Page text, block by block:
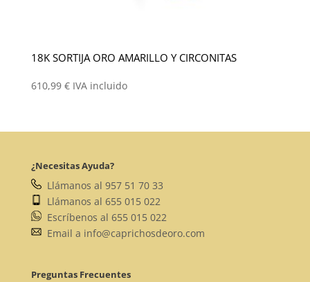
18K SORTIJA ORO AMARILLO Y CIRCONITAS
610,99 € IVA incluido
¿Necesitas Ayuda?
Llámanos al 957 51 70 33
Llámanos al 655 015 022
Escríbenos al 655 015 022
Email a info@caprichosdeoro.com
Preguntas Frecuentes